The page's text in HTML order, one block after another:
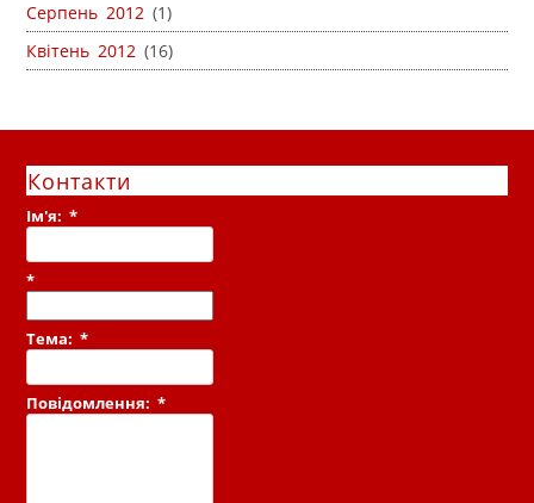
Серпень 2012 (1)
Квітень 2012 (16)
Контакти
Ім'я:*
*
Тема:*
Повідомлення:*